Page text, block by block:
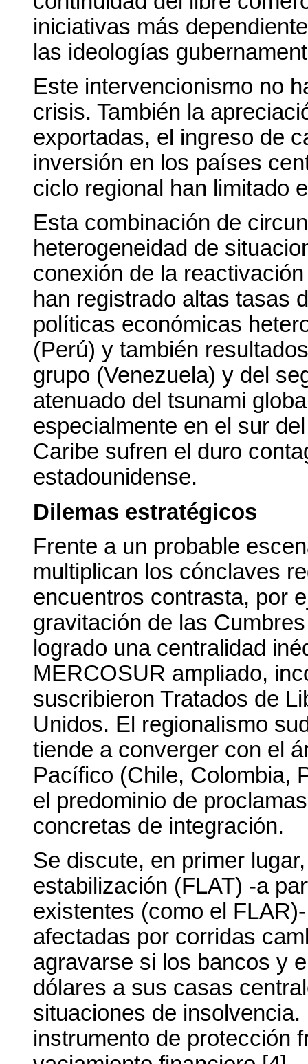
iniciativas más
las ideologías
Este intervencionismo no
crisis. También la
exportadas, el ingreso de
inversión en los países
ciclo regional han limitado
Esta combinación de
heterogeneidad de
conexión de la
han registrado altas tasas
políticas económicas
(Perú) y también
grupo (Venezuela) y del
atenuado del tsunami
especialmente en el sur
Caribe sufren el duro
estadounidense.
Dilemas estratégicos
Frente a un probable
multiplican los cónclaves
encuentros contrasta, por
gravitación de las
logrado una centralidad
MERCOSUR ampliado,
suscribieron Tratados de
Unidos. El regionalismo
tiende a converger con el
Pacífico (Chile, Colombia,
el predominio de
concretas de integración.
Se discute, en primer
estabilización (FLAT) -a
existentes (como el
afectadas por corridas
agravarse si los bancos y
dólares a sus casas
situaciones de
instrumento de protección